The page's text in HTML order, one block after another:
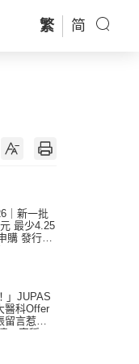
繁 简
｜新一批
最少4.25
購 發行金
」JUPAS
醫科Offer
留言惹眾
：宣稱
」不符事